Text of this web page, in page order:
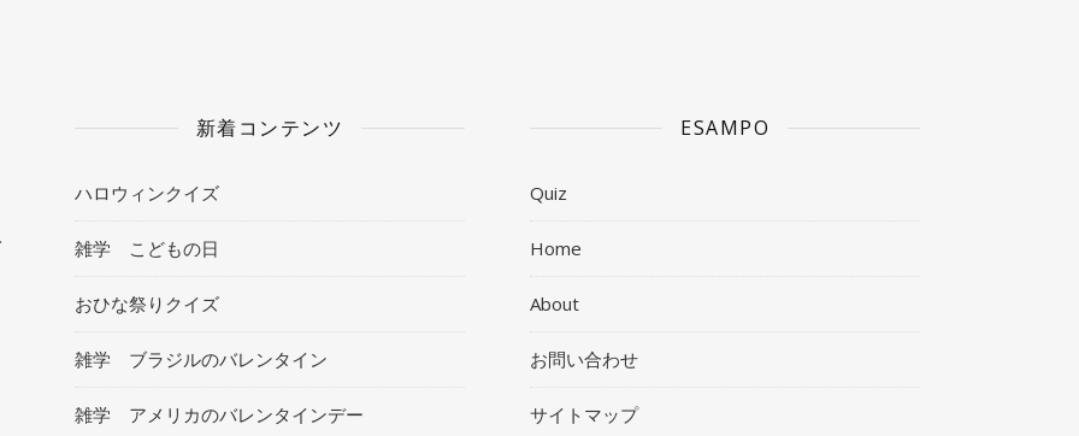
新着コンテンツ
ハロウィンクイズ
雑学 こどもの日
おひな祭りクイズ
雑学 ブラジルのバレンタイン
雑学 アメリカのバレンタインデー
ESAMPO
Quiz
Home
About
お問い合わせ
サイトマップ